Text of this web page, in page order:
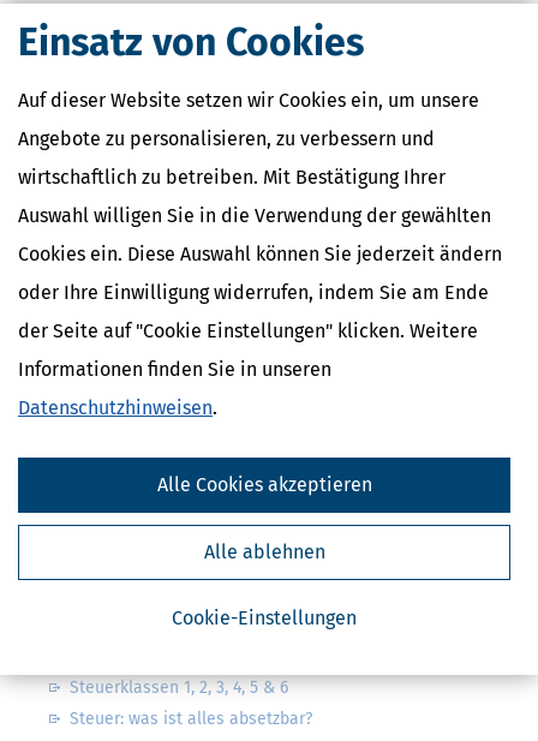
Einsatz von Cookies
Auf dieser Website setzen wir Cookies ein, um unsere
Angebote zu personalisieren, zu verbessern und
wirtschaftlich zu betreiben. Mit Bestätigung Ihrer
Auswahl willigen Sie in die Verwendung der gewählten
Cookies ein. Diese Auswahl können Sie jederzeit ändern
oder Ihre Einwilligung widerrufen, indem Sie am Ende
der Seite auf "Cookie Einstellungen" klicken. Weitere
Informationen finden Sie in unseren
Datenschutzhinweisen.
Cookie-Einstellungen
Alle ablehnen
Alle Cookies akzeptieren
Kostenlose Steuertipps & News
Steuertipps
von Steuertipps abonnieren. Die
Meine Einwilligung kann ich jederzeit durch
Steuerklassen 1, 2, 3, 4, 5 & 6
Steuer: was ist alles absetzbar?